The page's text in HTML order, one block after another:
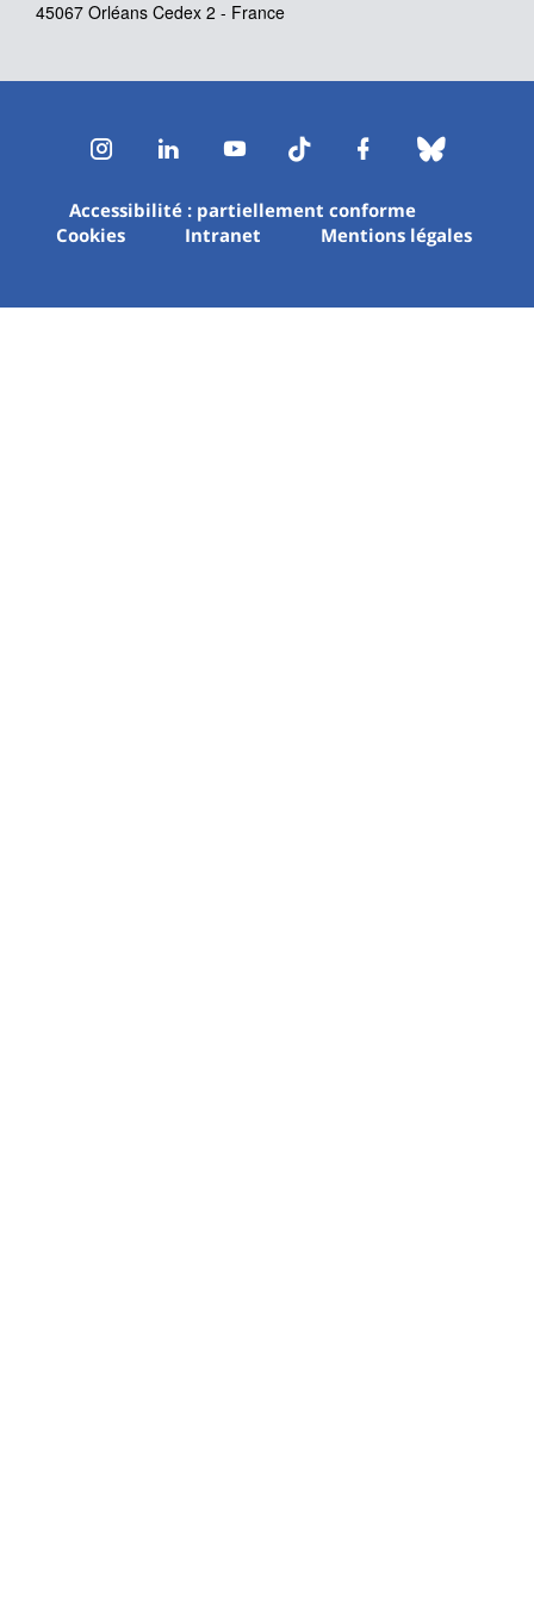
45067 Orléans Cedex 2 - France
InstagramLinkedInYoutubeTikTok Facebook
Accessibilité : partiellement conforme
Cookies
Intranet Mentions légales